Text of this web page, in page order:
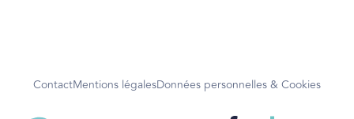
ContactMentions légalesDonnées personnelles & Cookies